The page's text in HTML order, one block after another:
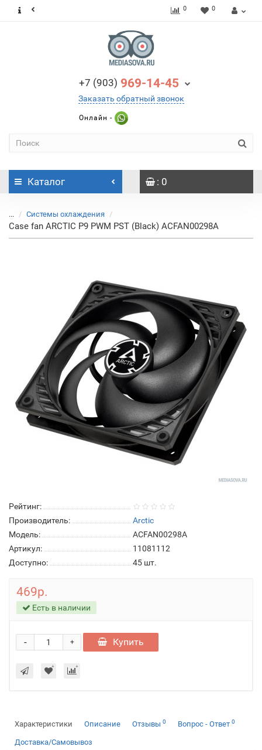
0 0
+7 (903) 969-14-45
Заказать обратный звонок
Онлайн -
Каталог : 0
... Системы охлаждения
Case fan ARCTIC P9 PWM PST (Black) ACFAN00298A
Рейтинг:
Производитель:
Arctic
Модель:
ACFAN00298A
Артикул:
11081112
Доступно:
45 шт.
469р.
Есть в наличии
+
- Купить
Характеристики Описание Отзывы 0 Вопрос - Ответ 0
Доставка/Самовывоз